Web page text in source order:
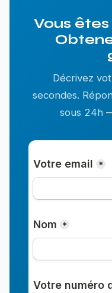
Vous
Décrivez
secondes.
sous 24h